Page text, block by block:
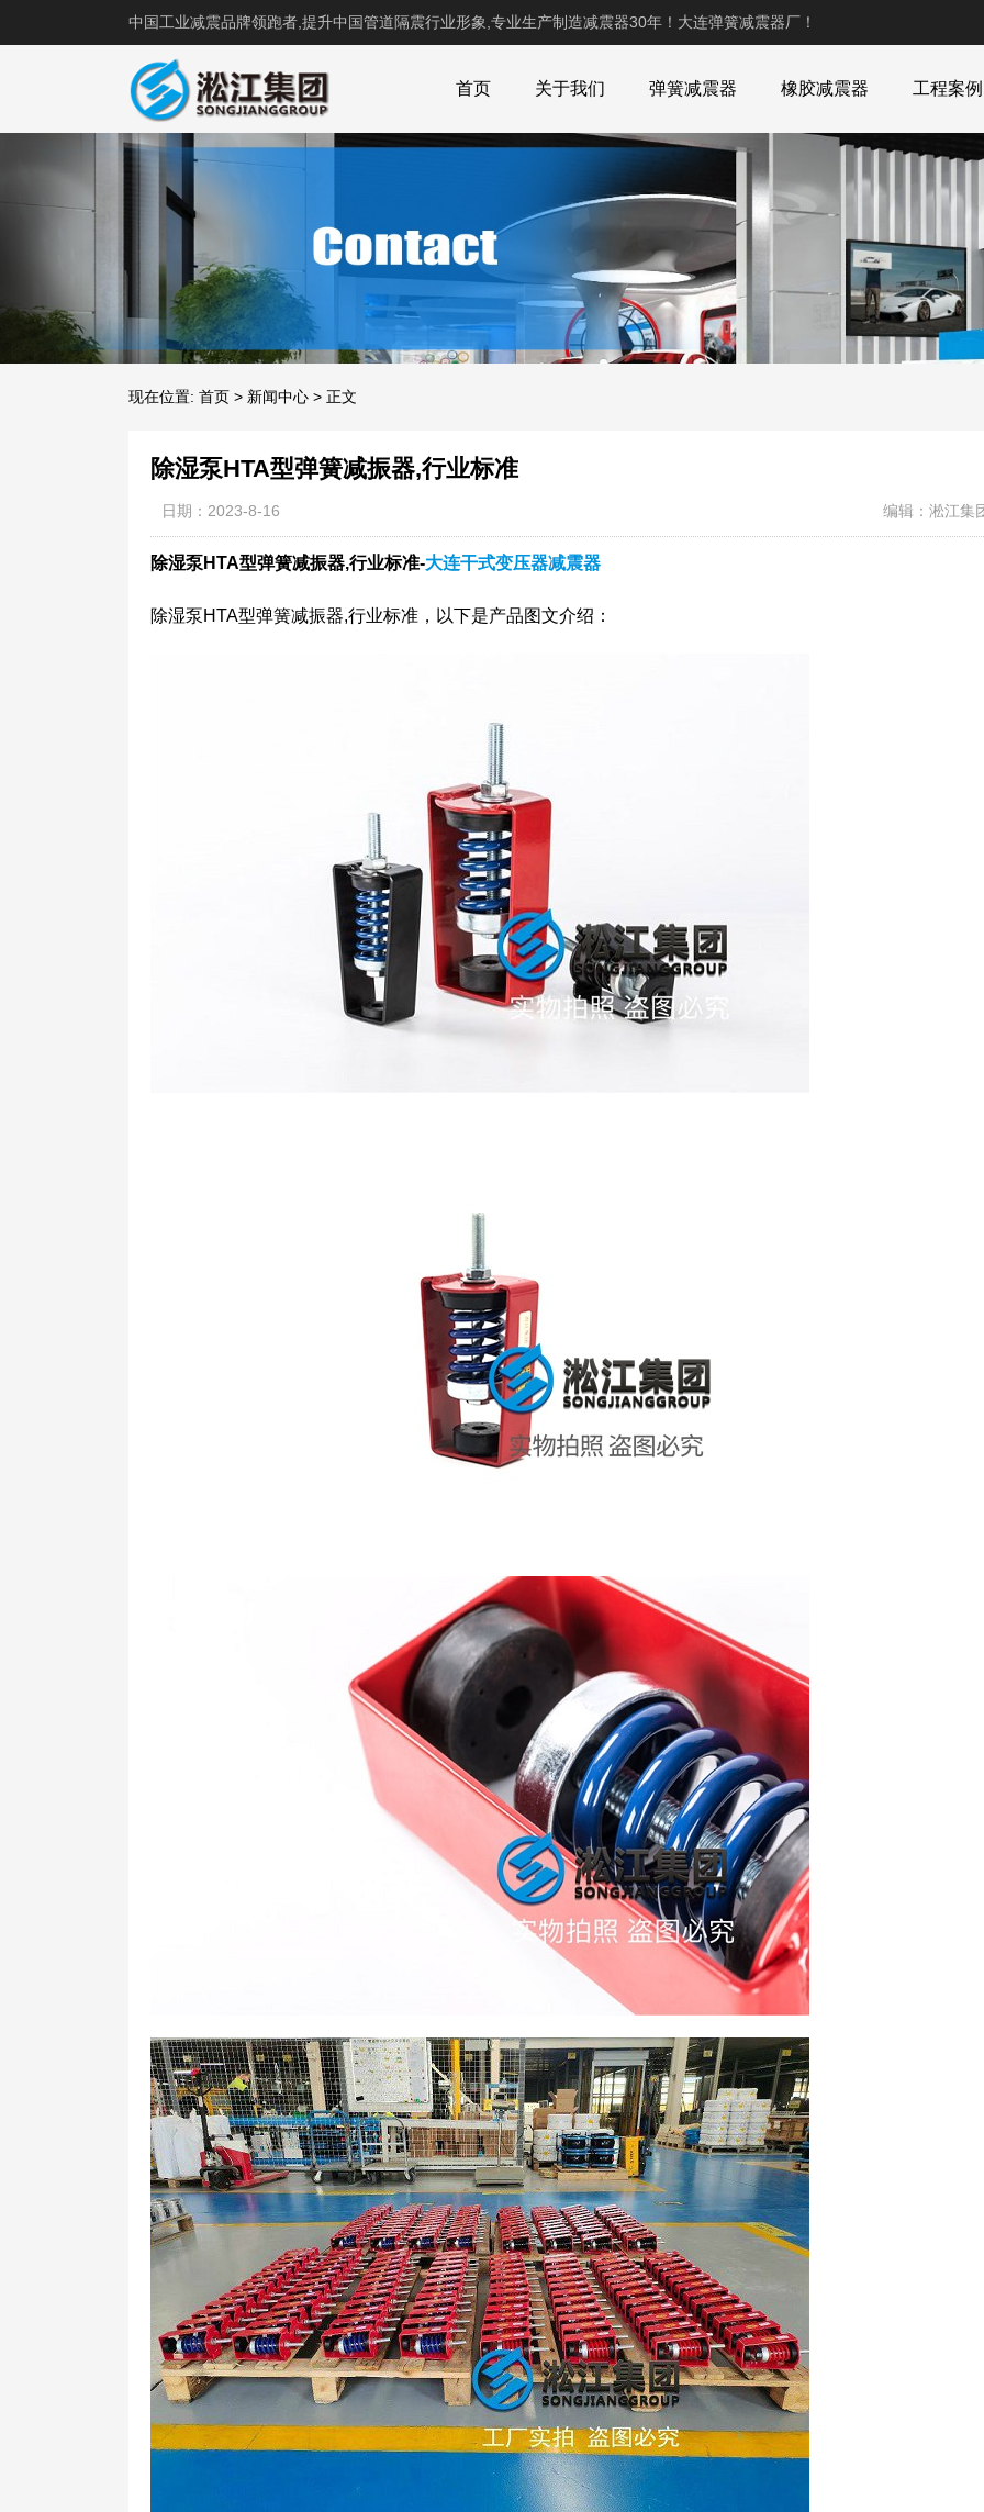
中国工业减震品牌领跑者,提升中国管道隔震行业形象,专业生产制造减震器30年！大连弹簧减震器厂！
首页 关于我们 弹簧减震器 橡胶减震器 工程案例
现在位置: 首页 > 新闻中心 > 正文
除湿泵HTA型弹簧减振器,行业标准
日期：2023-8-16 编辑：淞江集
除湿泵HTA型弹簧减振器,行业标准-大连干式变压器减震器
除湿泵HTA型弹簧减振器,行业标准，以下是产品图文介绍：